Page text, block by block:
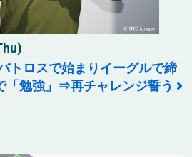
トロスで始まりイーグルで締
「勉強」⇒再チャレンジ誓う